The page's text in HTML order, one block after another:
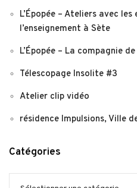
L’Épopée – Ateliers avec
l’enseignement à Sète
L’Épopée – La compagnie
Télescopage Insolite #3
Atelier clip vidéo
résidence Impulsions, Ville
Catégories